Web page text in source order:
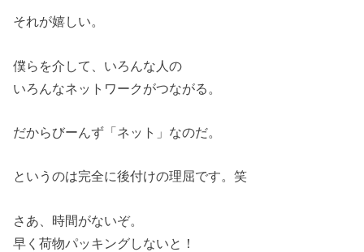
それが嬉しい。
僕らを介して、いろんな人の
いろんなネットワークがつながる。
だからびーんず「ネット」なのだ。
というのは完全に後付けの理屈です。笑
さあ、時間がないぞ。
早く荷物パッキングしないと！